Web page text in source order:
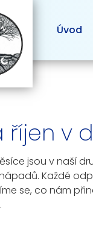
Úvod
říjen v
jsou v naší
Každé
se, co nám